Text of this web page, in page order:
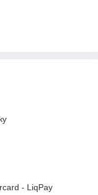
- LiqPay